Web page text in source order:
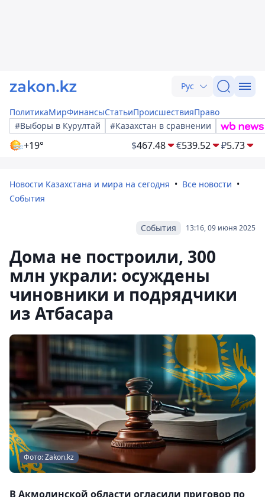
Рус
ПолитикаМирФинансыСтатьиПроисшествияПраво
#Выборы в Курултай
#Казахстан в сравнении
+19° $467.48 €539.52 ₽5.73
Новости Казахстана и мира на сегодня
Все новости
События
13:16, 09 июня 2025
События
Дома не построили, 300
млн украли: осуждены
чиновники и подрядчики
из Атбасара
Фото: Zakon.kz
В Акмолинской области огласили приговор по